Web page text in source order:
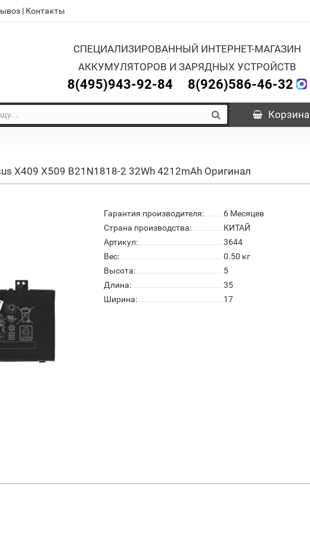
| Контакты
СПЕЦИАЛИЗИРОВАННЫЙ ИНТЕРНЕТ-МАГАЗИН
АККУМУЛЯТОРОВ И ЗАРЯДНЫХ УСТРОЙСТВ
8(495)943-92-84 8(926)586-46-32
Корзина
X409 X509 B21N1818-2 32Wh 4212mAh Оригинал
Гарантия производителя:
6 Месяцев
Страна производства:
КИТАЙ
Артикул:
3644
Вес:
0.50 кг
Высота:
5
Длина:
35
Ширина:
17